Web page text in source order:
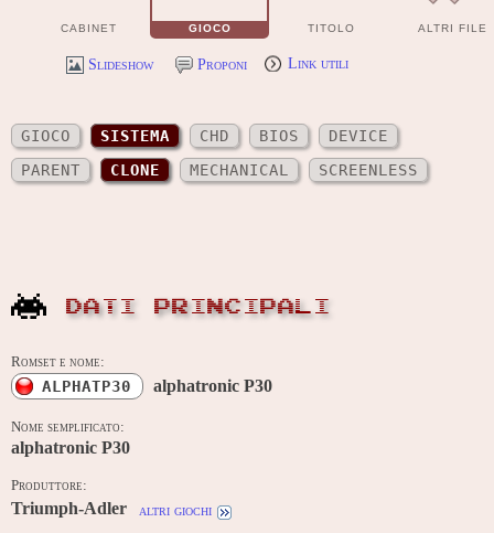
CABINET GIOCO TITOLO ALTRI FILE
Slideshow Proponi Link utili
GIOCO SISTEMA CHD BIOS
DEVICE
PARENT
CLONE MECHANICAL SCREENLESS
DATI PRINCIPALI
Romset e nome:
ALPHATP30 alphatronic P30
Nome semplificato:
alphatronic P30
Produttore:
Triumph-Adler altri giochi